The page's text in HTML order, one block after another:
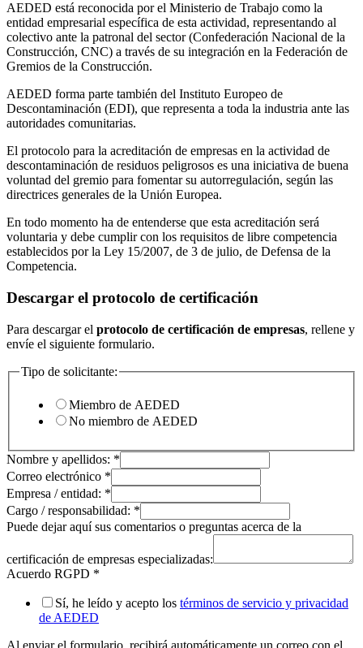
AEDED está reconocida por el Ministerio de Trabajo como la
entidad empresarial específica de esta actividad, representando al
colectivo ante la patronal del sector (Confederación Nacional de la
Construcción, CNC) a través de su integración en la Federación de
Gremios de la Construcción.
AEDED forma parte también del Instituto Europeo de
Descontaminación (EDI), que representa a toda la industria ante las
autoridades comunitarias.
El protocolo para la acreditación de empresas en la actividad de
descontaminación de residuos peligrosos es una iniciativa de buena
voluntad del gremio para fomentar su autorregulación, según las
directrices generales de la Unión Europea.
En todo momento ha de entenderse que esta acreditación será
voluntaria y debe cumplir con los requisitos de libre competencia
establecidos por la Ley 15/2007, de 3 de julio, de Defensa de la
Competencia.
Descargar el protocolo de certificación
Para descargar el protocolo de certificación de empresas, rellene y
envíe el siguiente formulario.
Tipo de solicitante:
Miembro de AEDED
No miembro de AEDED
Nombre y apellidos: *
Correo electrónico *
Empresa / entidad: *
Cargo / responsabilidad: *
Puede dejar aquí sus comentarios o preguntas acerca de la
certificación de empresas especializadas:
Acuerdo RGPD *
Sí, he leído y acepto los términos de servicio y privacidad
de AEDED
Al enviar el formulario, recibirá automáticamente un correo con el